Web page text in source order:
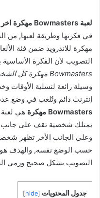
لعبة Bowmasters مهكرة اخر اصدار
مهكرة للاندرويد ضمن فئة
التصويب لأن الفكرة
Bowmasters مهكرة كل الشخصيات مفتوحة
وسيلة رائعة لتسلية الأوقات
إنترنت دائم وتٌلعب في وضع
Bowmasters مهكرة
هي
يمتلك شخصية تقف على جانب
وعلى الجانب الأخر تظهر
حسب الوضع نفسه, والهدف
التصويب بشكل صحيح ورمي
جدول المحتويات [
hide
]